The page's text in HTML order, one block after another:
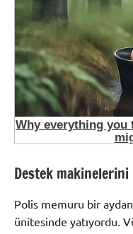
Destek
Polis memuru bir
ünitesinde yatıyordu.